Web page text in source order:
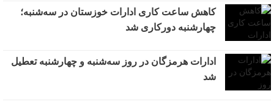
کاهش ساعت کاری ادارات خوزستان در سه‌شنبه؛
چهارشنبه دورکاری شد
ادارات هرمزگان در روز سه‌شنبه و چهارشنبه تعطیل
شد